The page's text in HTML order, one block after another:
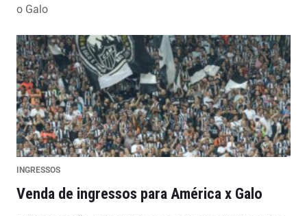
o Galo
INGRESSOS
Venda de ingressos para América x Galo